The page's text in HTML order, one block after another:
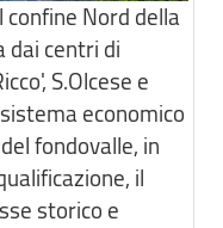
confine Nord della
dai centri di
S.Olcese e
economico
fondovalle, in
il
storico e